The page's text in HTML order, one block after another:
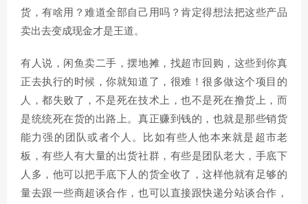
货，有啥用？难道全部自己用吗？肯定得想法把这些产品
卖出去变成现金才是王道。
有人说，闲鱼卖二手，摆地摊，找超市回购，这些到你真
正去执行的时候，你就知道了，很难！很多做这个项目的
人，都失败了，不是死在技术上，也不是死在撸货上，而
是统统死在货的出路上。真正赚到钱的，也就是那些销货
能力强的团队或者个人。比如有些人他本来就是超市老
板，有些人有大量的出货社群，有些是团队老大，手底下
人多，他可以把手底下人的货全收了，这样他就有足够的
量去跟一些商超谈合作，也可以直接跟快递分站谈合作，